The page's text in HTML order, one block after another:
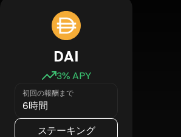
DAI
3% APY
初回の報酬まで
6時間
ステーキング